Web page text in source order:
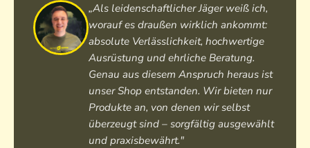
„Als leidenschaftlicher Jäger weiß ich,
worauf es draußen wirklich ankommt:
absolute Verlässlichkeit, hochwertige
Ausrüstung und ehrliche Beratung.
Genau aus diesem Anspruch heraus ist
unser Shop entstanden. Wir bieten nur
Produkte an, von denen wir selbst
überzeugt sind – sorgfältig ausgewählt
und praxisbewährt."